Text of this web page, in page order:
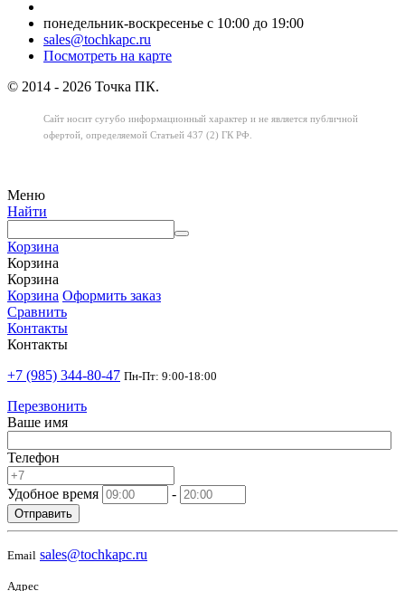
понедельник-воскресенье с 10:00 до 19:00
sales@tochkapc.ru
Посмотреть на карте
© 2014 - 2026 Точка ПК.
Сайт носит сугубо информационный характер и не является публичной
офертой, определяемой Статьей 437 (2) ГК РФ.
Меню
Найти
Корзина
Корзина
Корзина
Корзина Оформить заказ
Сравнить
Контакты
Контакты
+7 (985) 344-80-47 Пн-Пт: 9:00-18:00
Перезвонить
Ваше имя
Телефон
Удобное время -
Отправить
Email sales@tochkapc.ru
Адрес